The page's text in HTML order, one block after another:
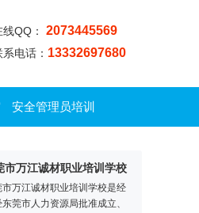
线QQ： 2073445569
系电话： 13332697680
安全管理员培训
市万江诚材职业培训学校
市万江诚材职业培训学校是经
莞市人力资源局批准成立、